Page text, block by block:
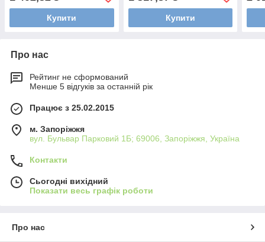
Купити Купити
Про нас
Рейтинг не сформований
Менше 5 відгуків за останній рік
Працює з 25.02.2015
м. Запоріжжя
вул. Бульвар Парковий 1Б; 69006, Запоріжжя, Україна
Контакти
Сьогодні вихідний
Показати весь графік роботи
Про нас